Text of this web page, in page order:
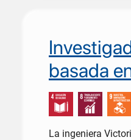
basada
La ingeniera